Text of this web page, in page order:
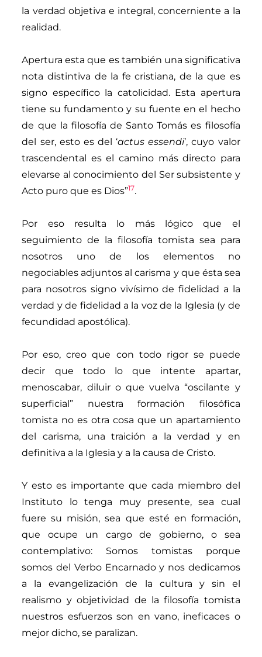
la verdad objetiva e integral, concerniente a la
realidad.
Apertura esta que es también una significativa
nota distintiva de la fe cristiana, de la que es
signo específico la catolicidad. Esta apertura
tiene su fundamento y su fuente en el hecho
de que la filosofía de Santo Tomás es filosofía
del ser, esto es del ‘actus essendi’, cuyo valor
trascendental es el camino más directo para
elevarse al conocimiento del Ser subsistente y
Acto puro que es Dios”17.
Por eso resulta lo más lógico que el
seguimiento de la filosofía tomista sea para
nosotros uno de los elementos no
negociables adjuntos al carisma y que ésta sea
para nosotros signo vivísimo de fidelidad a la
verdad y de fidelidad a la voz de la Iglesia (y de
fecundidad apostólica).
Por eso, creo que con todo rigor se puede
decir que todo lo que intente apartar,
menoscabar, diluir o que vuelva “oscilante y
superficial” nuestra formación filosófica
tomista no es otra cosa que un apartamiento
del carisma, una traición a la verdad y en
definitiva a la Iglesia y a la causa de Cristo.
Y esto es importante que cada miembro del
Instituto lo tenga muy presente, sea cual
fuere su misión, sea que esté en formación,
que ocupe un cargo de gobierno, o sea
contemplativo: Somos tomistas porque
somos del Verbo Encarnado y nos dedicamos
a la evangelización de la cultura y sin el
realismo y objetividad de la filosofía tomista
nuestros esfuerzos son en vano, ineficaces o
mejor dicho, se paralizan.